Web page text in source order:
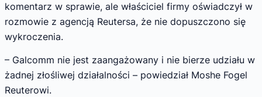
komentarz w sprawie, ale właściciel firmy oświadczył w
rozmowie z agencją Reutersa, że nie dopuszczono się
wykroczenia.
– Galcomm nie jest zaangażowany i nie bierze udziału w
żadnej złośliwej działalności – powiedział Moshe Fogel
Reuterowi.